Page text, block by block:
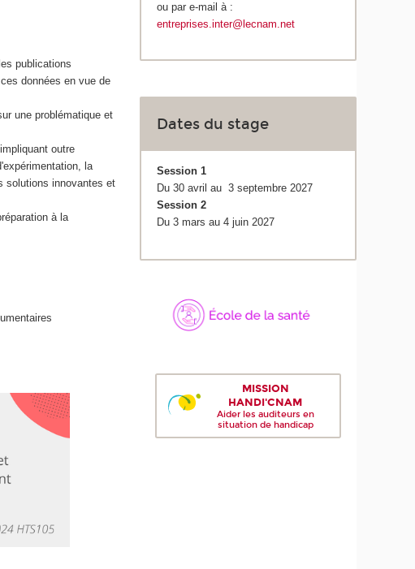
publications
données en vue de
une problématique et
outre
la
solutions innovantes et
à la
ou par e-mail à :
entreprises.inter@lecnam.net
Dates du stage
Session 1
Du 30 avril au 3 septembre 2027
Session 2
Du 3 mars au 4 juin 2027
MISSION
HANDI'CNAM
Aider les auditeurs en
situation de handicap